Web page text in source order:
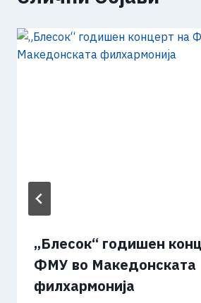
„Блесок“ годишен
ФМУ во Македонската
филхармонија